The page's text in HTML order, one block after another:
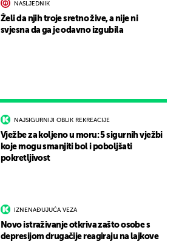
NAJSIGURNIJI OBLIK REKREACIJE
Vježbe za koljeno u moru: 5 sigurnih vježbi
koje mogu smanjiti bol i poboljšati
pokretljivost
IZNENAĐUJUĆA VEZA
Novo istraživanje otkriva zašto osobe s
depresijom drugačije reagiraju na lajkove
NASLJEDNIK
Želi da njih troje sretno žive, a nije ni
svjesna da ga je odavno izgubila